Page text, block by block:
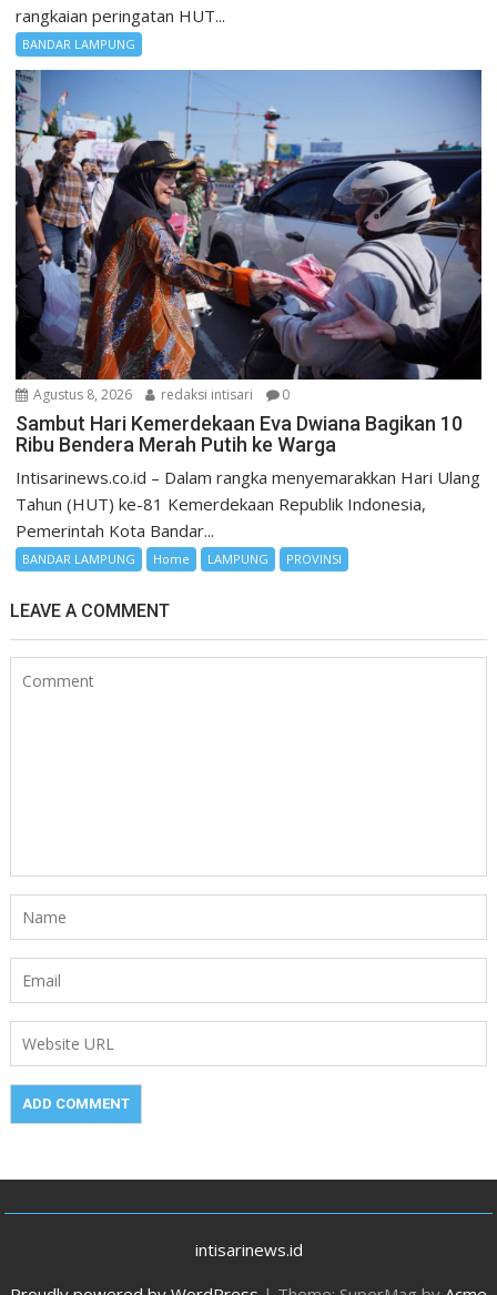
rangkaian peringatan HUT...
BANDAR LAMPUNG
Agustus 8, 2026 redaksi intisari 0
Sambut Hari Kemerdekaan Eva Dwiana Bagikan 10
Ribu Bendera Merah Putih ke Warga
Intisarinews.co.id – Dalam rangka menyemarakkan Hari Ulang
Tahun (HUT) ke-81 Kemerdekaan Republik Indonesia,
Pemerintah Kota Bandar...
BANDAR LAMPUNG Home LAMPUNG PROVINSI
LEAVE A COMMENT
intisarinews.id